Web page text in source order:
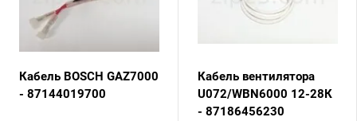
Кабель BOSCH GAZ7000
- 87144019700
Кабель вентилятора
U072/WBN6000 12-28К
- 87186456230